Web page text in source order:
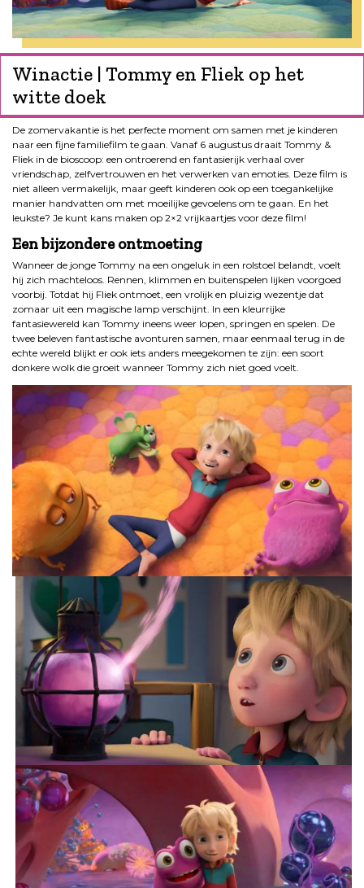
Winactie | Tommy en Fliek op het
witte doek
De zomervakantie is het perfecte moment om samen met je kinderen
naar een fijne familiefilm te gaan. Vanaf 6 augustus draait Tommy &
Fliek in de bioscoop: een ontroerend en fantasierijk verhaal over
vriendschap, zelfvertrouwen en het verwerken van emoties. Deze film is
niet alleen vermakelijk, maar geeft kinderen ook op een toegankelijke
manier handvatten om met moeilijke gevoelens om te gaan. En het
leukste? Je kunt kans maken op 2×2 vrijkaartjes voor deze film!
Een bijzondere ontmoeting
Wanneer de jonge Tommy na een ongeluk in een rolstoel belandt, voelt
hij zich machteloos. Rennen, klimmen en buitenspelen lijken voorgoed
voorbij. Totdat hij Fliek ontmoet, een vrolijk en pluizig wezentje dat
zomaar uit een magische lamp verschijnt. In een kleurrijke
fantasiewereld kan Tommy ineens weer lopen, springen en spelen. De
twee beleven fantastische avonturen samen, maar eenmaal terug in de
echte wereld blijkt er ook iets anders meegekomen te zijn: een soort
donkere wolk die groeit wanneer Tommy zich niet goed voelt.